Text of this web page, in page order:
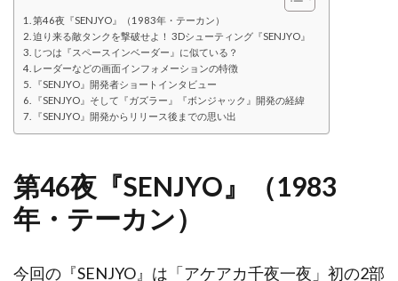
第46夜『SENJYO』（1983年・テーカン）
迫り来る敵タンクを撃破せよ！ 3Dシューティング『SENJYO』
じつは『スペースインベーダー』に似ている？
レーダーなどの画面インフォメーションの特徴
『SENJYO』開発者ショートインタビュー
『SENJYO』そして『ガズラー』『ボンジャック』開発の経緯
『SENJYO』開発からリリース後までの思い出
第46夜『SENJYO』（1983
年・テーカン）
今回の『SENJYO』は「アケアカ千夜一夜」初の2部